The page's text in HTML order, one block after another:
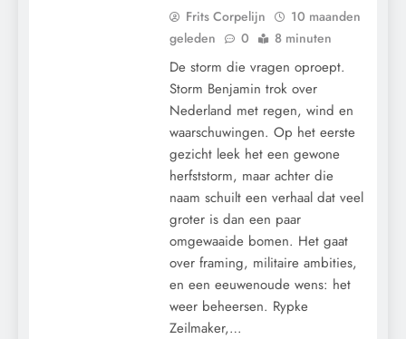
Frits Corpelijn
10 maanden
geleden
0 8 minuten
De storm die vragen oproept.
Storm Benjamin trok over
Nederland met regen, wind en
waarschuwingen. Op het eerste
gezicht leek het een gewone
herfststorm, maar achter die
naam schuilt een verhaal dat veel
groter is dan een paar
omgewaaide bomen. Het gaat
over framing, militaire ambities,
en een eeuwenoude wens: het
weer beheersen. Rypke
Zeilmaker,…